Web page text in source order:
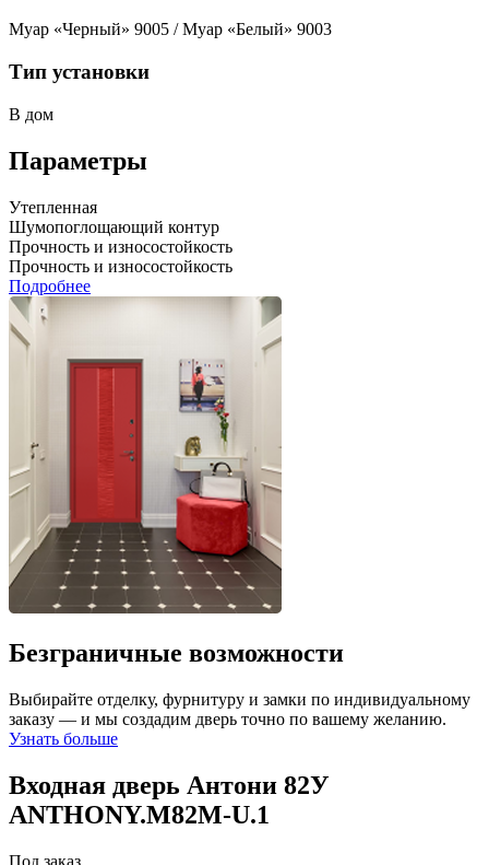
Муар «Черный» 9005 / Муар «Белый» 9003
Тип установки
В дом
Параметры
Утепленная
Шумопоглощающий контур
Прочность и износостойкость
Прочность и износостойкость
Подробнее
Безграничные возможности
Выбирайте отделку, фурнитуру и замки по индивидуальному
заказу — и мы создадим дверь точно по вашему желанию.
Узнать больше
Входная дверь Антони 82У
ANTHONY.M82M-U.1